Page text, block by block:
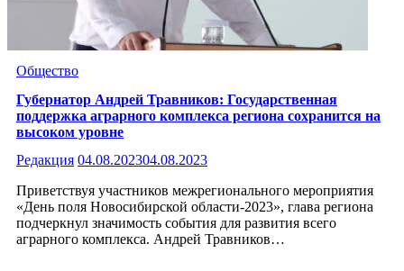
Общество
Губернатор Андрей Травников: Государственная
поддержка аграрного комплекса региона сохранится на
высоком уровне
Редакция 04.08.202304.08.2023
Приветствуя участников межрегионального мероприятия
«День поля Новосибирской области-2023», глава региона
подчеркнул значимость события для развития всего
аграрного комплекса. Андрей Травников…